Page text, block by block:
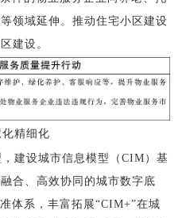
领域延伸。推动住宅小区建设
建设。
化精细化
建设城市信息模型（CIM）基
合、高效协同的城市数字底
体系，丰富拓展“CIM+”在城